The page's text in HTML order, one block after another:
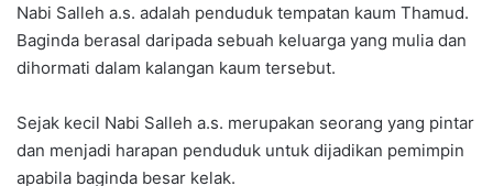
Nabi Salleh a.s. adalah penduduk tempatan kaum Thamud.
Baginda berasal daripada sebuah keluarga yang mulia dan
dihormati dalam kalangan kaum tersebut.
Sejak kecil Nabi Salleh a.s. merupakan seorang yang pintar
dan menjadi harapan penduduk untuk dijadikan pemimpin
apabila baginda besar kelak.